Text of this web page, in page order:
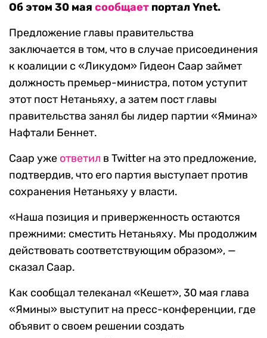
Об этом 30 мая сообщает портал Ynet.
Предложение главы правительства
заключается в том, что в случае присоединения
к коалиции с «Ликудом» Гидеон Саар займет
должность премьер-министра, потом уступит
этот пост Нетаньяху, а затем пост главы
правительства занял бы лидер партии «Ямина»
Нафтали Беннет.
Саар уже ответил в Twitter на это предложение,
подтвердив, что его партия выступает против
сохранения Нетаньяху у власти.
«Наша позиция и приверженность остаются
прежними: сместить Нетаньяху. Мы продолжим
действовать соответствующим образом», —
сказал Саар.
Как сообщал телеканал «Кешет», 30 мая глава
«Ямины» выступит на пресс-конференции, где
объявит о своем решении создать